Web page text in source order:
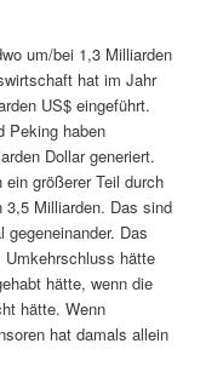
um/bei 1,3 Milliarden
hat im Jahr
US$ eingeführt.
Peking haben
Dollar generiert.
größerer Teil durch
Milliarden. Das sind
Das
Umkehrschluss hätte
hätte, wenn die
hätte. Wenn
hat damals allein